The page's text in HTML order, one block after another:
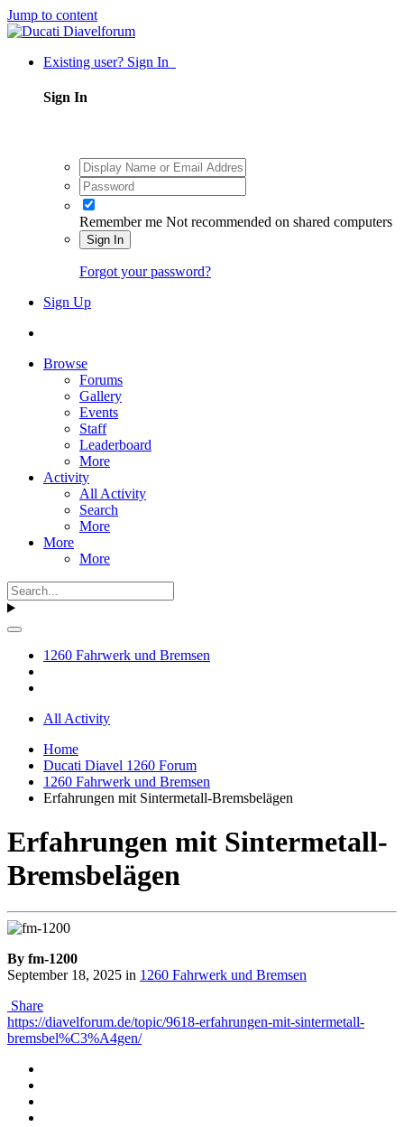
Jump to content
Existing user? Sign In
Sign In
Remember me Not recommended on shared computers
Sign In
Forgot your password?
Sign Up
Browse
Forums
Gallery
Events
Staff
Leaderboard
More
Activity
All Activity
Search
More
More
More
1260 Fahrwerk und Bremsen
All Activity
Home
Ducati Diavel 1260 Forum
1260 Fahrwerk und Bremsen
Erfahrungen mit Sintermetall-Bremsbelägen
Erfahrungen mit Sintermetall-
Bremsbelägen
By fm-1200
September 18, 2025 in 1260 Fahrwerk und Bremsen
Share
https://diavelforum.de/topic/9618-erfahrungen-mit-sintermetall-
bremsbel%C3%A4gen/